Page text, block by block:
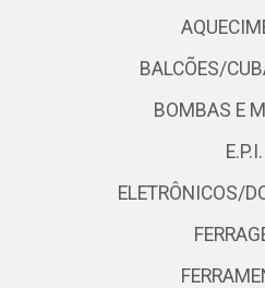
BALCÕES/
BOMBAS E
E.P.I.
ELETRÔNICOS/